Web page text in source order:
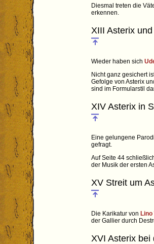
Diesmal treten die
erkennen.
XIII Asterix
Wieder haben sich
Nicht ganz gesichert
Gefolge von Asterix
sind im Formularstil
XIV Asterix in
Eine gelungene
gefragt.
Auf Seite 44
der Musik der ersten
XV Streit um
Die Karikatur von Lino
der Gallier durch
XVI Asterix bei